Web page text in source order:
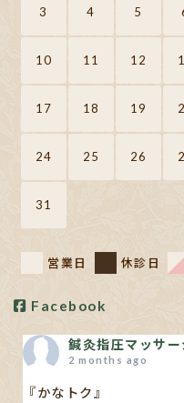
3 4 5
10 11 12
17 18 19
24 25 26
31
営業日 休診日
Facebook
鍼灸指圧マッサ
2 months ago
『かなトク』